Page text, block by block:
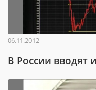
06.11.2012
В России вводят